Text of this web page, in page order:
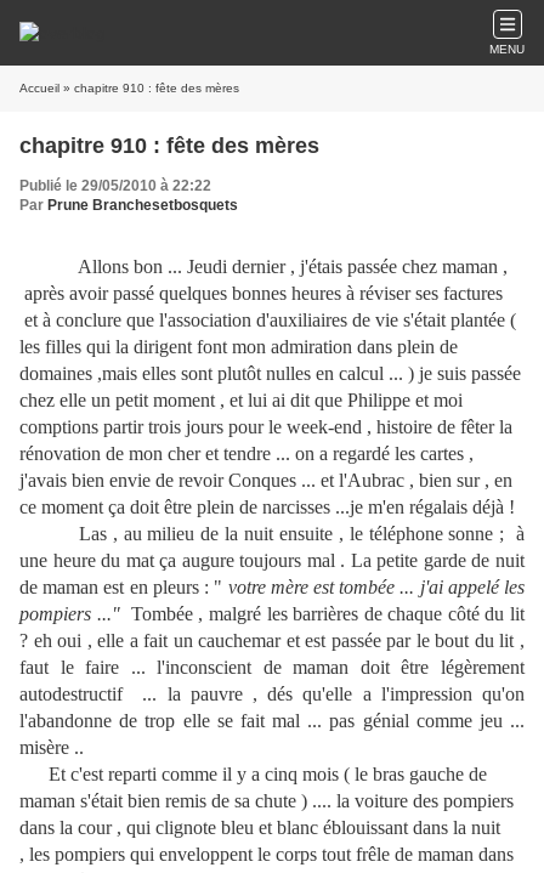
MENU
Accueil » chapitre 910 : fête des mères
chapitre 910 : fête des mères
Publié le 29/05/2010 à 22:22
Par Prune Branchesetbosquets
Allons bon ... Jeudi dernier , j'étais passée chez maman ,
après avoir passé quelques bonnes heures à réviser ses factures
et à conclure que l'association d'auxiliaires de vie s'était plantée (
les filles qui la dirigent font mon admiration dans plein de
domaines ,mais elles sont plutôt nulles en calcul ... ) je suis passée
chez elle un petit moment , et lui ai dit que Philippe et moi
comptions partir trois jours pour le week-end , histoire de fêter la
rénovation de mon cher et tendre ... on a regardé les cartes ,
j'avais bien envie de revoir Conques ... et l'Aubrac , bien sur , en
ce moment ça doit être plein de narcisses ...je m'en régalais déjà !
Las , au milieu de la nuit ensuite , le téléphone sonne ; à
une heure du mat ça augure toujours mal . La petite garde de nuit
de maman est en pleurs : " votre mère est tombée ... j'ai appelé les
pompiers ..."Tombée , malgré les barrières de chaque côté du lit
? eh oui , elle a fait un cauchemar et est passée par le bout du lit ,
faut le faire ... l'inconscient de maman doit être légèrement
autodestructif ... la pauvre , dés qu'elle a l'impression qu'on
l'abandonne de trop elle se fait mal ... pas génial comme jeu ...
misère ..
Et c'est reparti comme il y a cinq mois ( le bras gauche de
maman s'était bien remis de sa chute ) .... la voiture des pompiers
dans la cour , qui clignote bleu et blanc éblouissant dans la nuit
, les pompiers qui enveloppent le corps tout frêle de maman dans